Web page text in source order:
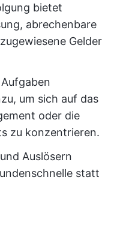
bietet
abrechenbare
Gelder
um sich auf das
oder die
zu konzentrieren.
Auslösern
statt